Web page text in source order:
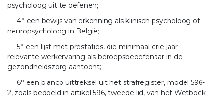
psycholoog uit te oefenen;
4° een bewijs van erkenning als klinisch psycholoog of
neuropsycholoog in België;
5° een lijst met prestaties, die minimaal drie jaar
relevante werkervaring als beroepsbeoefenaar in de
gezondheidszorg aantoont;
6° een blanco uittreksel uit het strafregister, model 596-
2, zoals bedoeld in artikel 596, tweede lid, van het Wetboek